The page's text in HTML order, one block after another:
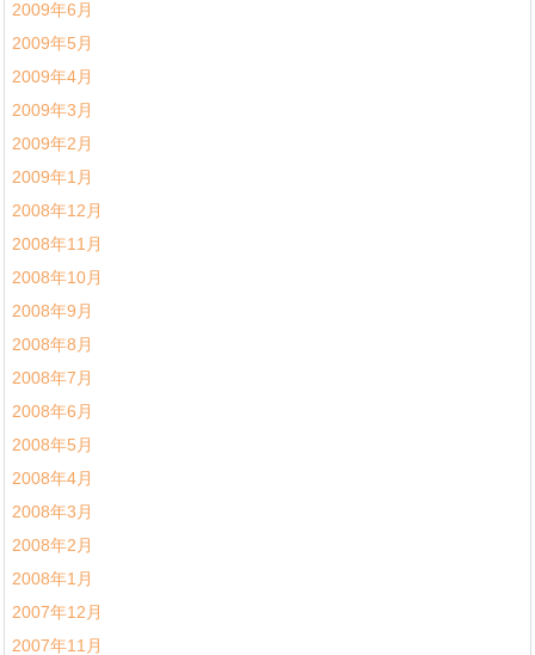
2009年6月
2009年5月
2009年4月
2009年3月
2009年2月
2009年1月
2008年12月
2008年11月
2008年10月
2008年9月
2008年8月
2008年7月
2008年6月
2008年5月
2008年4月
2008年3月
2008年2月
2008年1月
2007年12月
2007年11月